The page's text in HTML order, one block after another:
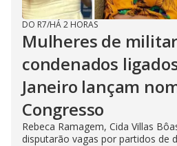
DO R7/HÁ 2 HORAS
Mulheres de
condenados
Janeiro lançam
Congresso
Rebeca Ramagem, Cida Villas
disputarão vagas por partidos de